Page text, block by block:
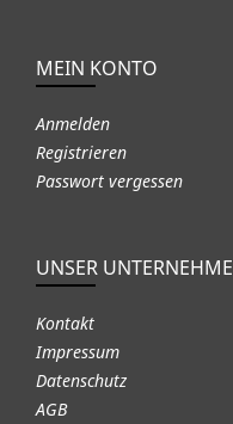
MEIN KONTO
Anmelden
Registrieren
Passwort vergessen
UNSER
Kontakt
Impressum
Datenschutz
AGB